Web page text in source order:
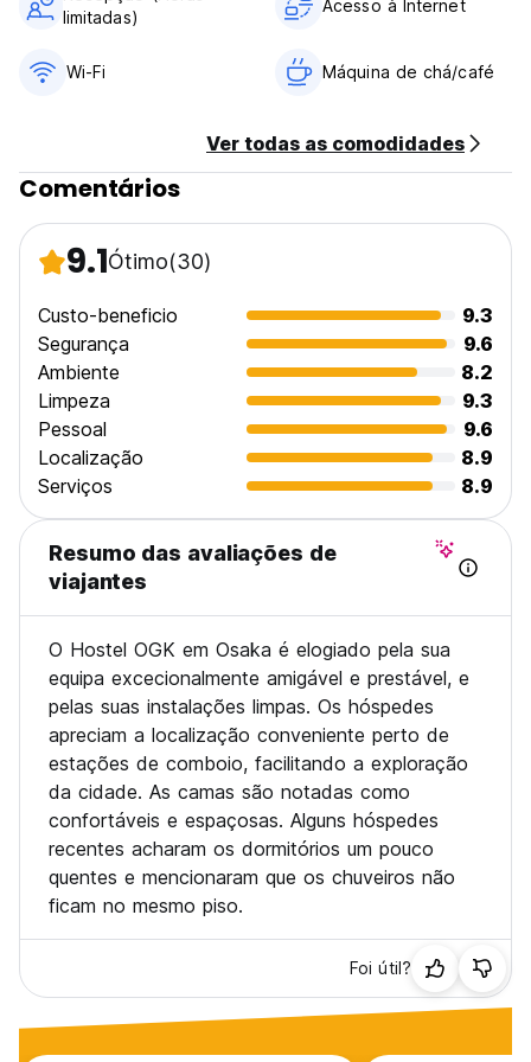
language)limitadas)
Acesso à Internet
Wi-Fi Máquina de chá/café
Ver todas as comodidades
Comentários
9.1Ótimo(30)
Custo-beneficio
9.3
Segurança
9.6
Ambiente
8.2
Limpeza
9.3
Pessoal
9.6
Localização
8.9
Serviços
8.9
Resumo das avaliações de
viajantes
O Hostel OGK em Osaka é elogiado pela sua
equipa excecionalmente amigável e prestável, e
pelas suas instalações limpas. Os hóspedes
apreciam a localização conveniente perto de
estações de comboio, facilitando a exploração
da cidade. As camas são notadas como
confortáveis e espaçosas. Alguns hóspedes
recentes acharam os dormitórios um pouco
quentes e mencionaram que os chuveiros não
ficam no mesmo piso.
Foi útil?